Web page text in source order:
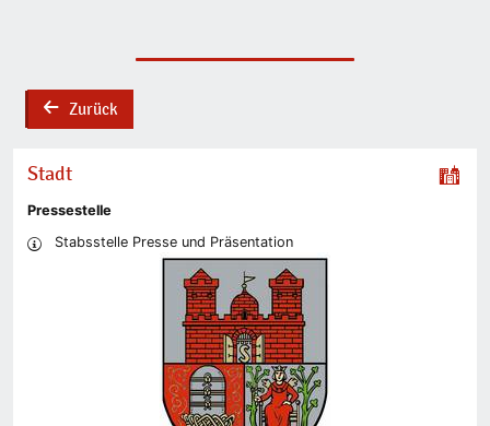
backZurück
Stadt
Pressestelle
Stabsstelle Presse und Präsentation